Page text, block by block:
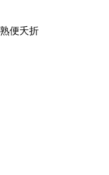
便夭折